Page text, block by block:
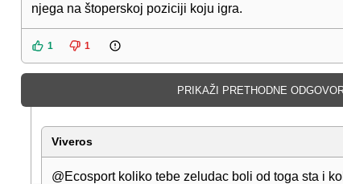
njega na štoperskoj poziciji koju igra.
1 1
PRIKAŽI PRETHODNE
Viveros
@Ecosport koliko tebe zeludac boli od toga sta i